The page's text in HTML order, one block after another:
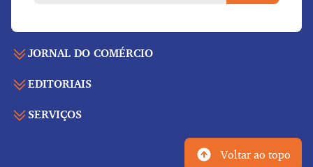
Voltar ao topo
JORNAL DO COMÉRCIO
Capa
EDITORIAIS
Economia
SERVIÇOS